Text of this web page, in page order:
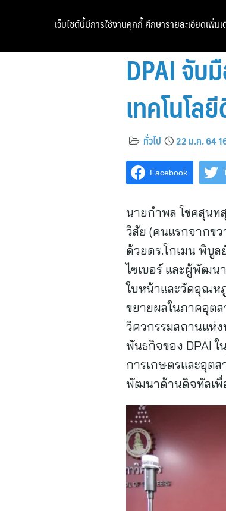
DPAI จั
เทคโนโล
ทั่วไป 22 ม.ค. 64
Facebook
นายกำพล โชคสุนท
วิสัย (คนแรกจากขว
ด้วยดร.โกเมน พิบู
ไซเบอร์ และผู้พัฒน
ใบหน้าและวัดอุณห
ขยายผลในภาคอุตส
วิศวกรรมสถานแห่ง
พันธกิจของ DPAI
การเกษตรและอุต
พัฒนาด้านดิจทัลเพื่
เว็บไซต์นี้มีการใช้งานคุกกี้ ศึกษารายละเอียดเพิ่มเ